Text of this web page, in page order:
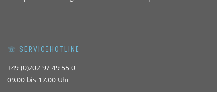
☏ SERVICEHOTLINE
+49 (0)202 97 49 55 0
09.00 bis 17.00 Uhr